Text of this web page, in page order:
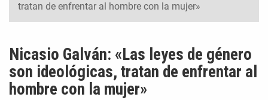
tratan de enfrentar al hombre con la mujer»
Nicasio Galván: «Las leyes de género
son ideológicas, tratan de enfrentar al
hombre con la mujer»